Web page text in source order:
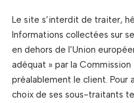
Le site s’interdit de traiter,
Informations collectées sur
en dehors de l’Union
adéquat » par la
préalablement le client. Pour
choix de ses sous-traitants